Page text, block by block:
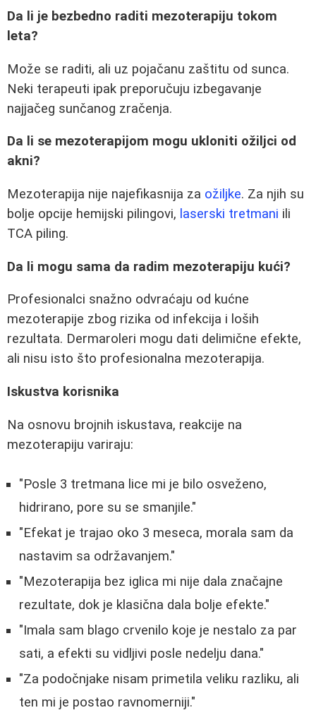
Da li je bezbedno raditi mezoterapiju tokom
leta?
Može se raditi, ali uz pojačanu zaštitu od sunca.
Neki terapeuti ipak preporučuju izbegavanje
najjačeg sunčanog zračenja.
Da li se mezoterapijom mogu ukloniti ožiljci od
akni?
Mezoterapija nije najefikasnija za ožiljke. Za njih su
bolje opcije hemijski pilingovi, laserski tretmani ili
TCA piling.
Da li mogu sama da radim mezoterapiju kući?
Profesionalci snažno odvraćaju od kućne
mezoterapije zbog rizika od infekcija i loših
rezultata. Dermaroleri mogu dati delimične efekte,
ali nisu isto što profesionalna mezoterapija.
Iskustva korisnika
Na osnovu brojnih iskustava, reakcije na
mezoterapiju variraju:
"Posle 3 tretmana lice mi je bilo osveženo,
hidrirano, pore su se smanjile."
"Efekat je trajao oko 3 meseca, morala sam da
nastavim sa održavanjem."
"Mezoterapija bez iglica mi nije dala značajne
rezultate, dok je klasična dala bolje efekte."
"Imala sam blago crvenilo koje je nestalo za par
sati, a efekti su vidljivi posle nedelju dana."
"Za podočnjake nisam primetila veliku razliku, ali
ten mi je postao ravnomerniji."